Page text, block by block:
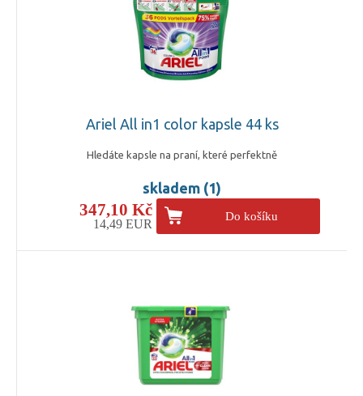
Ariel All in1 color kapsle 44 ks
Hledáte kapsle na praní, které perfektně
skladem (1)
347,10 Kč
14,49 EUR
Do košíku